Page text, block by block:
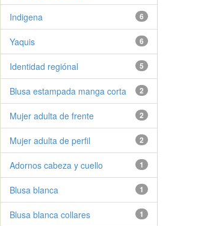
6
Indigena
6
Yaquis
5
Identidad regiónal
2
Blusa estampada manga corta
2
Mujer adulta de frente
2
Mujer adulta de perfil
1
Adornos cabeza y cuello
1
Blusa blanca
1
Blusa blanca collares